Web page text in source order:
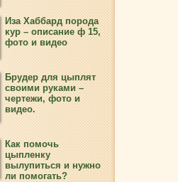
Иза Хаббард порода
кур – описание ф 15,
фото и видео
Брудер для цыплят
своими руками –
чертежи, фото и
видео.
Как помочь
цыпленку
вылупиться и нужно
ли помогать?